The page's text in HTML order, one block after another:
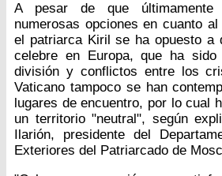
A pesar de que
numerosas opciones en cuanto
el patriarca Kiril se ha opuesto a
celebre en Europa, que ha
división y conflictos entre los
Vaticano tampoco se han
lugares de encuentro, por lo cual
un territorio "neutral", según
Ilarión, presidente del
Exteriores del Patriarcado de